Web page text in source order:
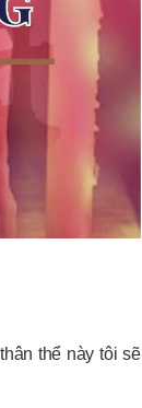
thể này tôi sẽ